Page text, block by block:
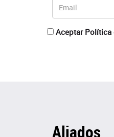
Aceptar Política
Aliados